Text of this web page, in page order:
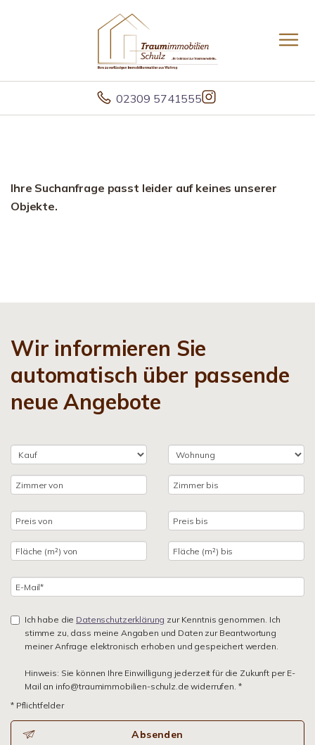
02309 5741555
Ihre Suchanfrage passt leider auf keines unserer
Objekte.
Wir informieren Sie
automatisch über passende
neue Angebote
Ich habe die Datenschutzerklärung zur Kenntnis genommen. Ich
stimme zu, dass meine Angaben und Daten zur Beantwortung
meiner Anfrage elektronisch erhoben und gespeichert werden.
Hinweis: Sie können Ihre Einwilligung jederzeit für die Zukunft per E-
Mail an info@traumimmobilien-schulz.de widerrufen. *
* Pflichtfelder
Absenden